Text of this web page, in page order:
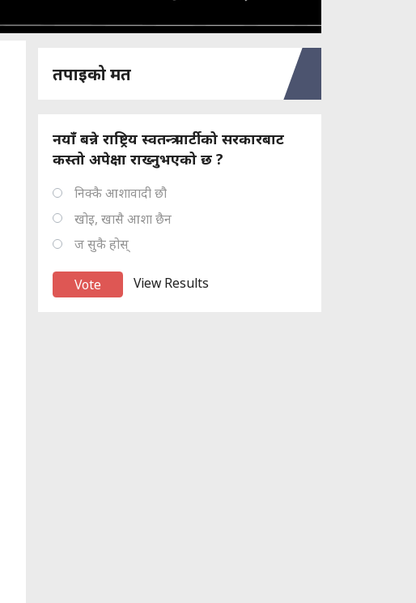
तपाइको मत
नयाँ बन्ने राष्ट्रिय स्वतन्त्र पार्टीको सरकारबाट
कस्तो अपेक्षा राख्नुभएको छ ?
निक्कै आशावादी छौ
खोइ, खासै आशा छैन
ज सुकै होस्
View Results